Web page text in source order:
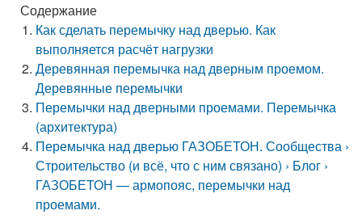
Содержание
Как сделать перемычку над дверью. Как
выполняется расчёт нагрузки
Деревянная перемычка над дверным проемом.
Деревянные перемычки
Перемычки над дверными проемами. Перемычка
(архитектура)
Перемычка над дверью ГАЗОБЕТОН. Сообщества ›
Строительство (и всё, что с ним связано) › Блог ›
ГАЗОБЕТОН — армопояс, перемычки над
проемами.